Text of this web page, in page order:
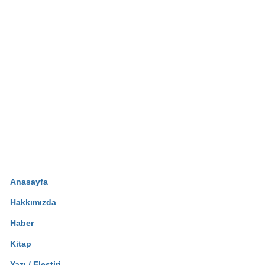
Anasayfa
Hakkımızda
Haber
Kitap